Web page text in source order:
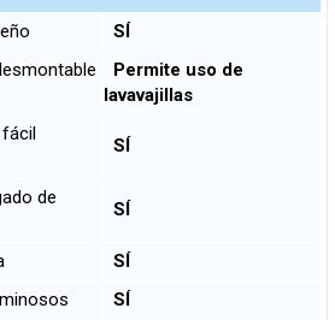
SÍ
Permite uso de
lavavajillas
SÍ
de
SÍ
SÍ
SÍ